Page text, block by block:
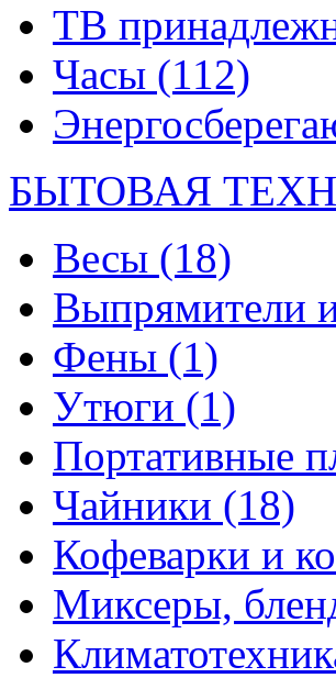
ТВ
Часы (112)
БЫТОВАЯ
Весы (18)
Выпрямители
Фены (1)
Утюги (1)
Портативные
Чайники (18)
Кофеварки и
Миксеры,